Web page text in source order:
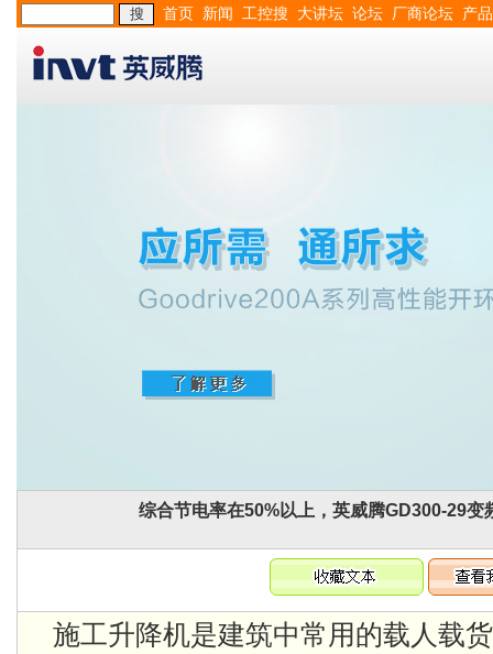
首页 新闻 工控搜 大讲坛 论坛 厂商论坛 产品
综合节电率在50%以上，英威腾GD300-29变
施工升降机是建筑中常用的载人载